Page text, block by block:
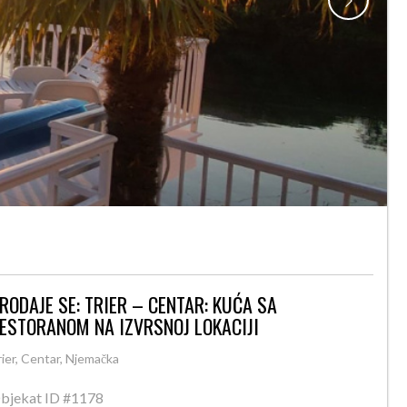
SE: TRIER – CENTAR: KUĆA SA
NA IZVRSNOJ LOKACIJI
Centar, Njemačka
ID #1178